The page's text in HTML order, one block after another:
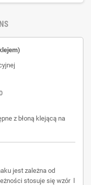
z błoną klejącą na
jest zależna od
stosuje się wzór l